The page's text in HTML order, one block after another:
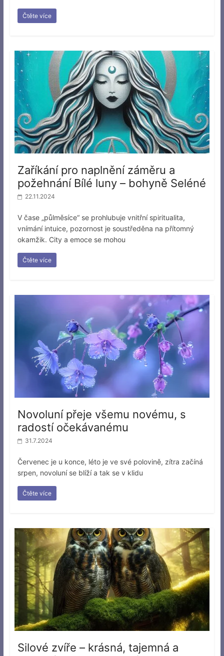
Čtěte více
Zaříkání pro naplnění záměru a
požehnání Bílé luny – bohyně Seléné
22.11.2024
V čase „půlměsíce“ se prohlubuje vnitřní spiritualita,
vnímání intuice, pozornost je soustředěna na přítomný
okamžik. City a emoce se mohou
Čtěte více
Novoluní přeje všemu novému, s
radostí očekávanému
31.7.2024
Červenec je u konce, léto je ve své polovině, zítra začíná
srpen, novoluní se blíží a tak se v klidu
Čtěte více
Silové zvíře – krásná, tajemná a